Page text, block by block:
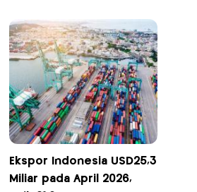
Ekspor Indonesia USD25,3
Miliar pada April 2026,